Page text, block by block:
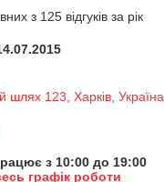
з 125 відгуків за рік
шлях 123, Харків, Україна
з 10:00 до 19:00
графік роботи